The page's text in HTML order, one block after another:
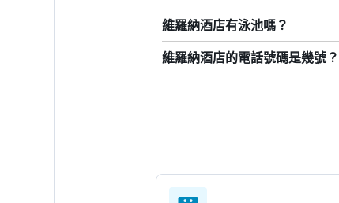
維羅納酒店有泳池嗎？
維羅納酒店的電話號碼是幾號？